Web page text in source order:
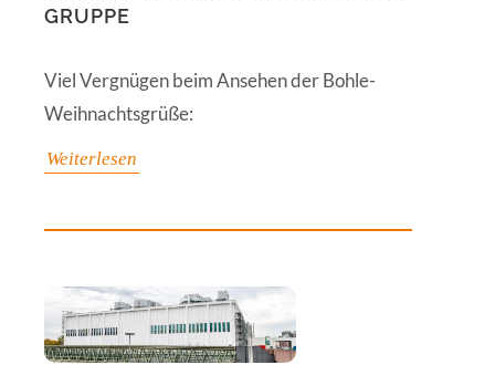
RUPPE
Viel Vergnügen beim Ansehen der Bohle-
Weihnachtsgrüße:
Weiterlesen